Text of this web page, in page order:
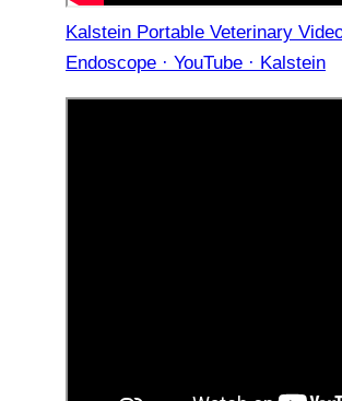
Kalstein Portable Veterinary
Endoscope · YouTube · Kalstein